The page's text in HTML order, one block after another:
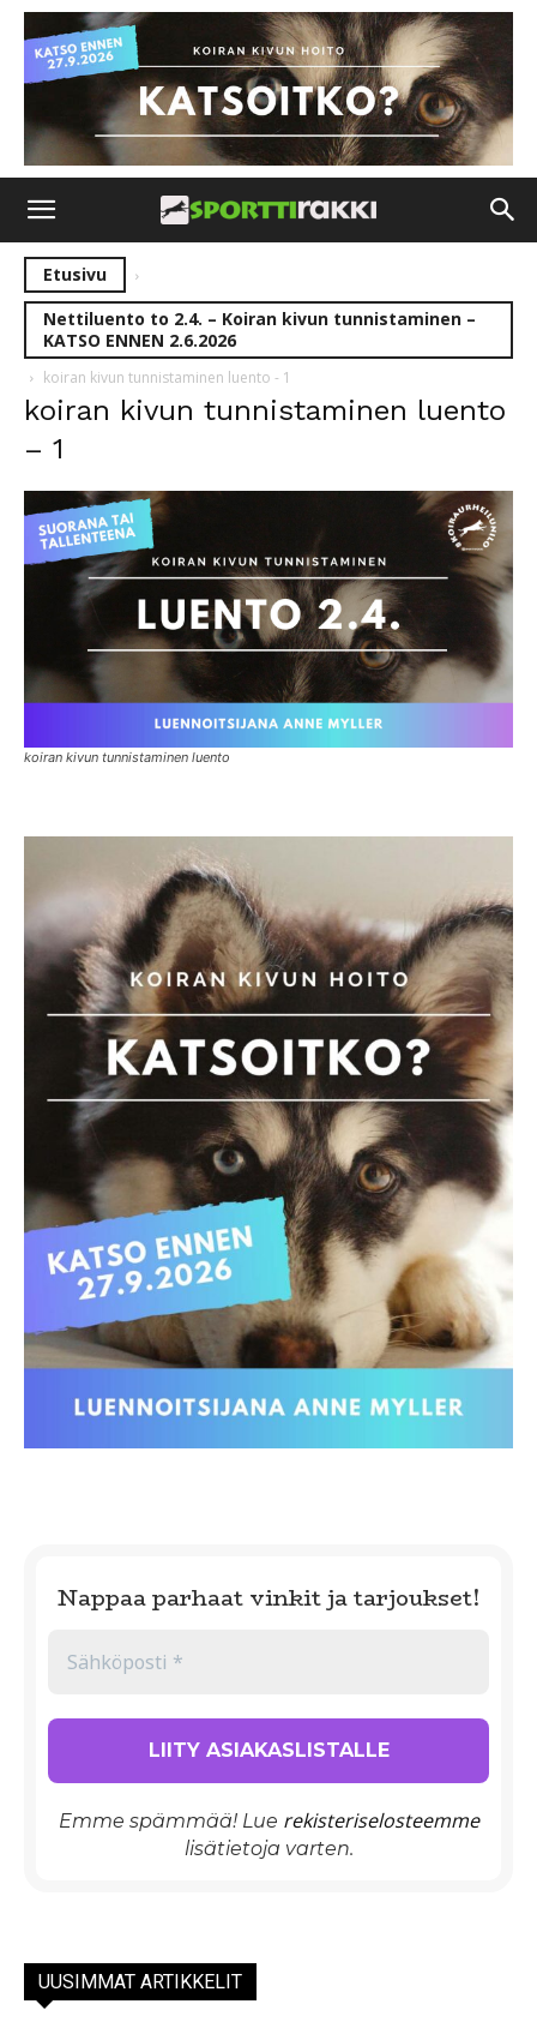
Etusivu
Nettiluento to 2.4. – Koiran kivun tunnistaminen –
KATSO ENNEN 2.6.2026
koiran kivun tunnistaminen luento - 1
koiran kivun tunnistaminen luento
– 1
koiran kivun tunnistaminen luento
Nappaa parhaat vinkit ja tarjoukset!
Emme spämmää! Lue rekisteriselosteemme
lisätietoja varten.
UUSIMMAT ARTIKKELIT